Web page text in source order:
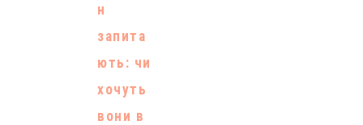
ії з Росії.
н
запита
ють: чи
хочуть
вони в